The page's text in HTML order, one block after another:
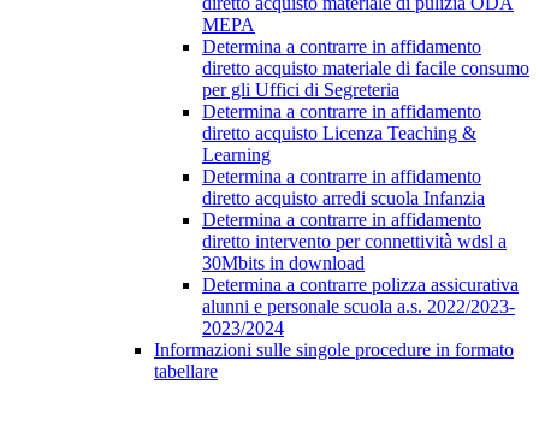
MEPA
Determina a contrarre in affidamento
diretto acquisto materiale di facile consumo
per gli Uffici di Segreteria
Determina a contrarre in affidamento
diretto acquisto Licenza Teaching &
Learning
Determina a contrarre in affidamento
diretto acquisto arredi scuola Infanzia
Determina a contrarre in affidamento
diretto intervento per connettività wdsl a
30Mbits in download
Determina a contrarre polizza assicurativa
alunni e personale scuola a.s. 2022/2023-
2023/2024
Informazioni sulle singole procedure in formato
tabellare